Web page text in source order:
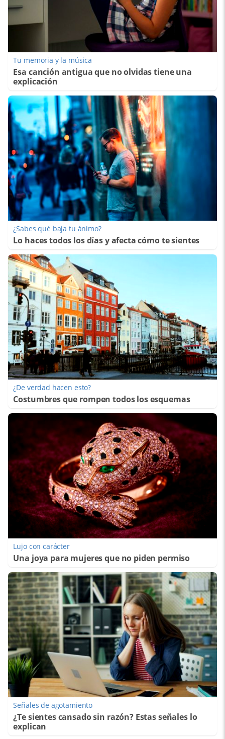
Tu memoria y la música
Esa canción antigua que no olvidas tiene una
explicación
¿Sabes qué baja tu ánimo?
Lo haces todos los días y afecta cómo te sientes
¿De verdad hacen esto?
Costumbres que rompen todos los esquemas
Lujo con carácter
Una joya para mujeres que no piden permiso
Señales de agotamiento
¿Te sientes cansado sin razón? Estas señales lo
explican